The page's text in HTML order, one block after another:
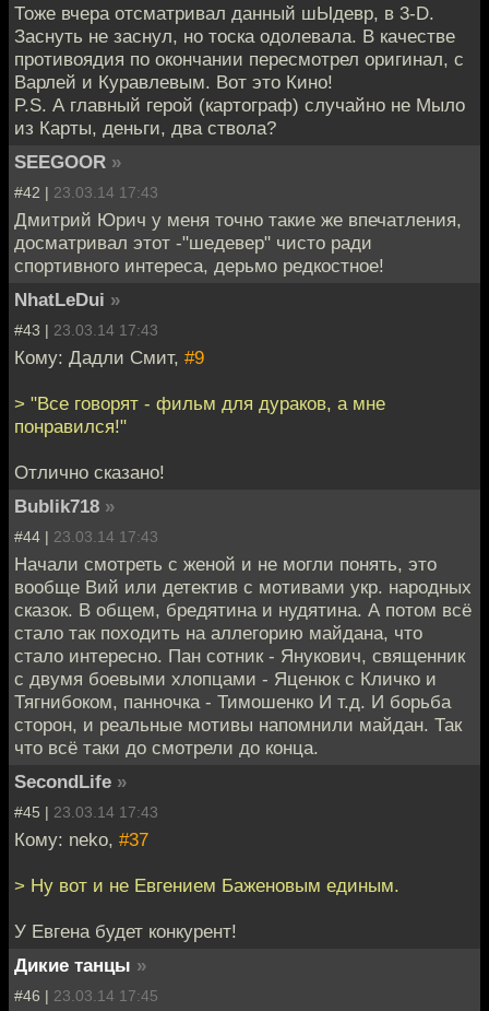
Тоже вчера отсматривал данный шЫдевр, в 3-D.
Заснуть не заснул, но тоска одолевала. В качестве
противоядия по окончании пересмотрел оригинал, с
Варлей и Куравлевым. Вот это Кино!
P.S. А главный герой (картограф) случайно не Мыло
из Карты, деньги, два ствола?
SEEGOOR »
#42 | 23.03.14 17:43
Дмитрий Юрич у меня точно такие же впечатления,
досматривал этот -"шедевер" чисто ради
спортивного интереса, дерьмо редкостное!
NhatLeDui »
#43 | 23.03.14 17:43
Кому: Дадли Смит, #9
> "Все говорят - фильм для дураков, а мне
понравился!"
Отлично сказано!
Bublik718 »
#44 | 23.03.14 17:43
Начали смотреть с женой и не могли понять, это
вообще Вий или детектив с мотивами укр. народных
сказок. В общем, бредятина и нудятина. А потом всё
стало так походить на аллегорию майдана, что
стало интересно. Пан сотник - Янукович, священник
с двумя боевыми хлопцами - Яценюк с Кличко и
Тягнибоком, панночка - Тимошенко И т.д. И борьба
сторон, и реальные мотивы напомнили майдан. Так
что всё таки до смотрели до конца.
SecondLife »
#45 | 23.03.14 17:43
Кому: neko, #37
> Ну вот и не Евгением Баженовым единым.
У Евгена будет конкурент!
Дикие танцы »
#46 | 23.03.14 17:45